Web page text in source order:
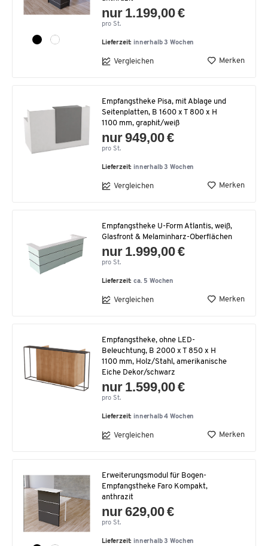
nur 1.199,00 €
pro St.
Lieferzeit: innerhalb 3 Wochen
Vergleichen Merken
Empfangstheke Pisa, mit Ablage und
Seitenplatten, B 1600 x T 800 x H
1100 mm, graphit/weiß
nur 949,00 €
pro St.
Lieferzeit: innerhalb 3 Wochen
Vergleichen Merken
Empfangstheke U-Form Atlantis, weiß,
Glasfront & Melaminharz-Oberflächen
nur 1.999,00 €
pro St.
Lieferzeit:ca. 5 Wochen
Vergleichen Merken
Empfangstheke, ohne LED-
Beleuchtung, B 2000 x T 850 x H
1100 mm, Holz/Stahl, amerikanische
Eiche Dekor/schwarz
nur 1.599,00 €
pro St.
Lieferzeit: innerhalb 4 Wochen
Vergleichen Merken
Erweiterungsmodul für Bogen-
Empfangstheke Faro Kompakt,
anthrazit
nur 629,00 €
pro St.
Lieferzeit: innerhalb 3 Wochen